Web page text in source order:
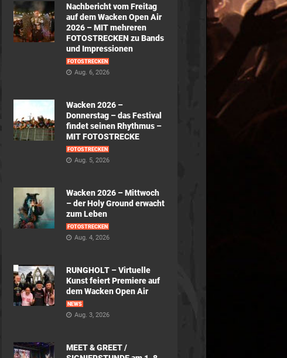
Nachbericht vom Freitag
auf dem Wacken Open Air
2026 – MIT mehreren
FOTOSTRECKEN zu Bands
und Impressionen
FOTOSTRECKEN
Aug. 6, 2026
Wacken 2026 –
Donnerstag – das Festival
findet seinen Rhythmus –
MIT FOTOSTRECKE
FOTOSTRECKEN
Aug. 5, 2026
Wacken 2026 – Mittwoch
– der Holy Ground erwacht
zum Leben
FOTOSTRECKEN
Aug. 4, 2026
RUNGHOLT – Virtuelle
Kunst feiert Premiere auf
dem Wacken Open Air
NEWS
Aug. 3, 2026
MEET & GREET /